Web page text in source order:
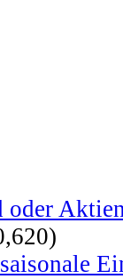
oder